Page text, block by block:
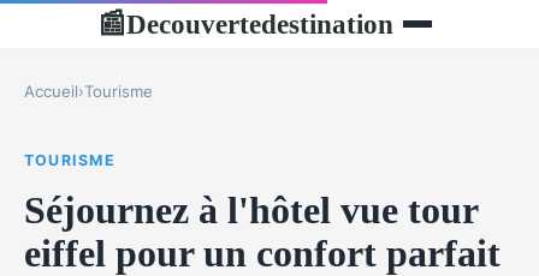
📰Decouvertedestination
Accueil›Tourisme
TOURISME
Séjournez à l'hôtel vue tour
eiffel pour un confort parfait